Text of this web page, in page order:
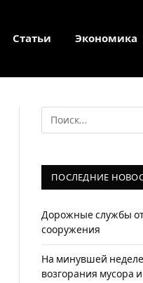
Статьи Экономика
ПОСЛЕДНИЕ
Дорожные службы
сооружения
На минувшей неделе
возгорания мусора